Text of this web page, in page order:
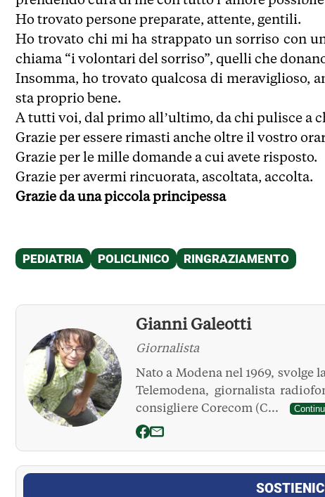
Ho trovato persone preparate, attente, gentili.
Ho trovato chi mi ha strappato un sorriso con
chiama “i volontari del sorriso”, quelli che
Insomma, ho trovato qualcosa di meraviglioso,
sta proprio bene.
A tutti voi, dal primo all’ultimo, da chi pulisce a
Grazie per essere rimasti anche oltre il vostro
Grazie per le mille domande a cui avete risposto.
Grazie per avermi rincuorata, ascoltata, accolta.
Grazie da una piccola principessa
Gianni Galeotti
Giornalista
Nato a Modena nel 1969, svolge
Telemodena, giornalista
consigliere Corecom (C...
La Pressa